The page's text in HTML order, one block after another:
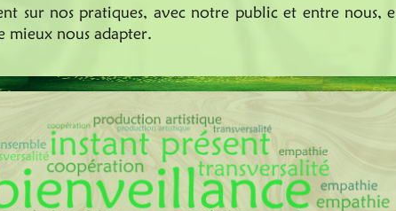
sur nos pratiques, avec notre public et entre nous,
mieux nous adapter.